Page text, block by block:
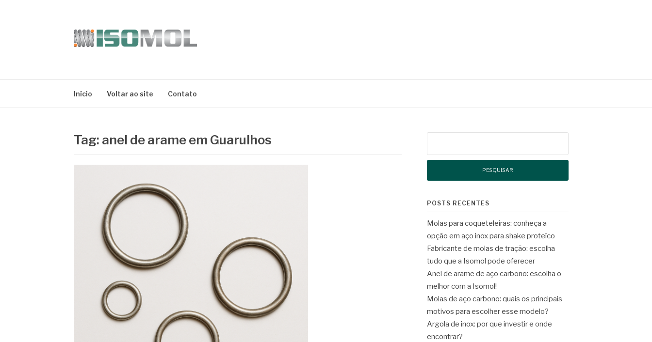
Início Voltar ao site Contato
Tag: anel de arame em Guarulhos
POSTS RECENTES
Molas para coqueteleiras: conheça a
opção em aço inox para shake proteíco
Fabricante de molas de tração: escolha
tudo que a Isomol pode oferecer
Anel de arame de aço carbono: escolha o
melhor com a Isomol!
Molas de aço carbono: quais os principais
motivos para escolher esse modelo?
Argola de inox: por que investir e onde
encontrar?